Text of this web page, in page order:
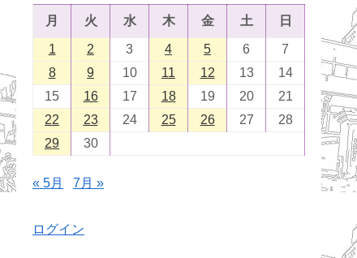
月 火 水 木 金 土 日
1 2 3 4 5 6
7
8
9 10 11 12 13
14
15
16 17 18 19 20
21
22
23 24 25 26 27
28
29
30
« 5月 7月 »
ログイン